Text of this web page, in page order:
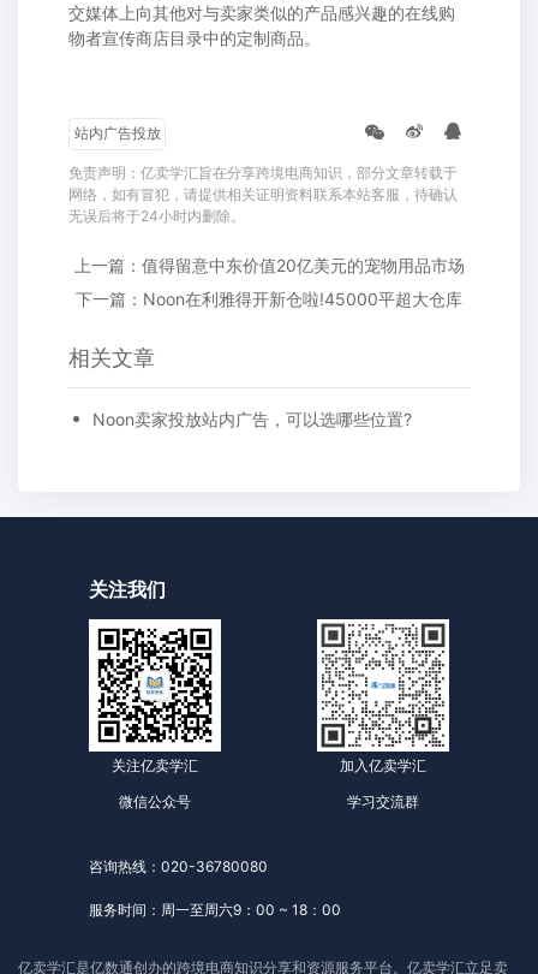
交媒体上向其他对与卖家类似的产品感兴趣的在线购
物者宣传商店目录中的定制商品。
站内广告投放
免责声明：亿卖学汇旨在分享跨境电商知识，部分文章转载于
网络，如有冒犯，请提供相关证明资料联系本站客服，待确认
无误后将于24小时内删除。
上一篇：值得留意中东价值20亿美元的宠物用品市场
下一篇：Noon在利雅得开新仓啦!45000平超大仓库
相关文章
Noon卖家投放站内广告，可以选哪些位置?
关注我们
关注亿卖学汇
微信公众号
加入亿卖学汇
学习交流群
咨询热线：020-36780080
服务时间：周一至周六9：00 ~ 18：00
亿卖学汇是亿数通创办的跨境电商知识分享和资源服务平台。亿卖学汇立足卖